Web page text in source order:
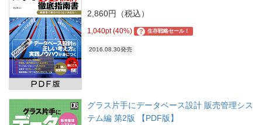
2,860円（税込）
1,040pt (40%) ? 生存戦略セール！
2016.08.30発売
グラス片手にデータベース設計 販売管理シス
テム編 第2版 【PDF版】